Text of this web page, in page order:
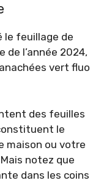
le feuillage de
de l’année 2024,
vert fluo
des feuilles
le
maison ou votre
notez que
dans les coins